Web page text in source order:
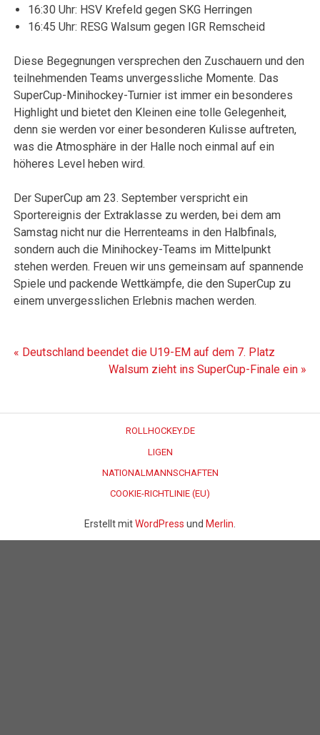
16:30 Uhr: HSV Krefeld gegen SKG Herringen
16:45 Uhr: RESG Walsum gegen IGR Remscheid
Diese Begegnungen versprechen den Zuschauern und den
teilnehmenden Teams unvergessliche Momente. Das
SuperCup-Minihockey-Turnier ist immer ein besonderes
Highlight und bietet den Kleinen eine tolle Gelegenheit,
denn sie werden vor einer besonderen Kulisse auftreten,
was die Atmosphäre in der Halle noch einmal auf ein
höheres Level heben wird.
Der SuperCup am 23. September verspricht ein
Sportereignis der Extraklasse zu werden, bei dem am
Samstag nicht nur die Herrenteams in den Halbfinals,
sondern auch die Minihockey-Teams im Mittelpunkt
stehen werden. Freuen wir uns gemeinsam auf spannende
Spiele und packende Wettkämpfe, die den SuperCup zu
einem unvergesslichen Erlebnis machen werden.
Beitragsnavigation
« Deutschland beendet die U19-EM auf dem 7. Platz
Walsum zieht ins SuperCup-Finale ein »
ROLLHOCKEY.DE
LIGEN
NATIONALMANNSCHAFTEN
COOKIE-RICHTLINIE (EU)
Erstellt mitWordPress und Merlin